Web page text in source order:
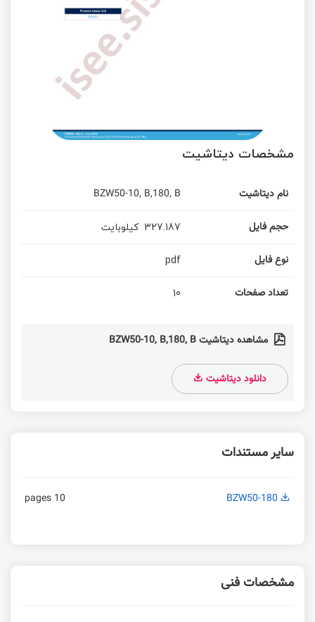
مشخصات دیتاشیت
نام دیتاشیت BZW50-10, B,180, B
حجم فایل 327.187 کیلوبایت
نوع فایل pdf
تعداد صفحات 10
مشاهده دیتاشیت BZW50-10, B,180, B
دانلود دیتاشیت
سایر مستندات
BZW50-180
10 pages
مشخصات فنی